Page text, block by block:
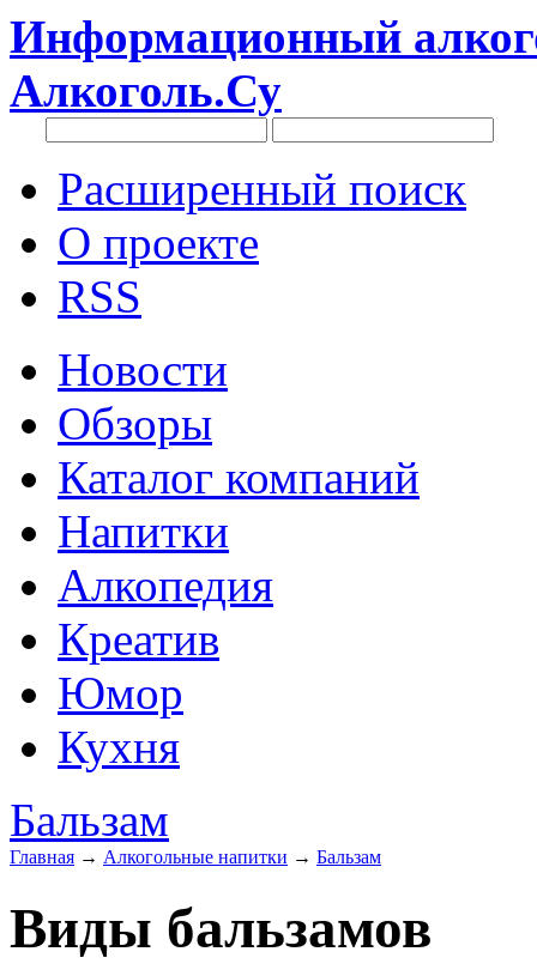
Информационный
Алкоголь.Су
Расширенный поиск
О проекте
RSS
Новости
Обзоры
Каталог компаний
Напитки
Алкопедия
Креатив
Юмор
Кухня
Бальзам
Главная → Алкогольные напитки → Бальзам
Виды бальзамов